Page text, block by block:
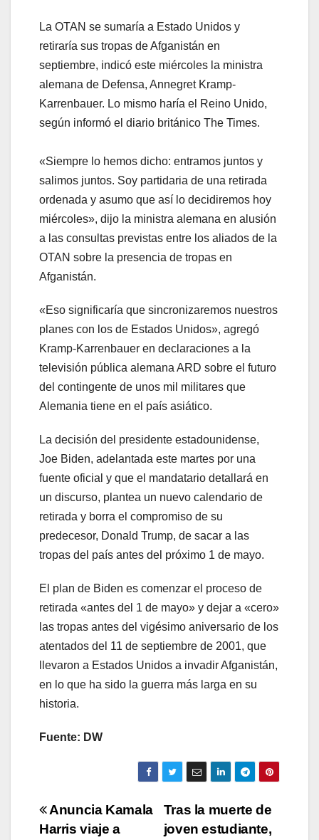
La OTAN se sumaría a Estado Unidos y
retiraría sus tropas de Afganistán en
septiembre, indicó este miércoles la ministra
alemana de Defensa, Annegret Kramp-
Karrenbauer. Lo mismo haría el Reino Unido,
según informó el diario británico The Times.
«Siempre lo hemos dicho: entramos juntos y
salimos juntos. Soy partidaria de una retirada
ordenada y asumo que así lo decidiremos hoy
miércoles», dijo la ministra alemana en alusión
a las consultas previstas entre los aliados de la
OTAN sobre la presencia de tropas en
Afganistán.
«Eso significaría que sincronizaremos nuestros
planes con los de Estados Unidos», agregó
Kramp-Karrenbauer en declaraciones a la
televisión pública alemana ARD sobre el futuro
del contingente de unos mil militares que
Alemania tiene en el país asiático.
La decisión del presidente estadounidense,
Joe Biden, adelantada este martes por una
fuente oficial y que el mandatario detallará en
un discurso, plantea un nuevo calendario de
retirada y borra el compromiso de su
predecesor, Donald Trump, de sacar a las
tropas del país antes del próximo 1 de mayo.
El plan de Biden es comenzar el proceso de
retirada «antes del 1 de mayo» y dejar a «cero»
las tropas antes del vigésimo aniversario de los
atentados del 11 de septiembre de 2001, que
llevaron a Estados Unidos a invadir Afganistán,
en lo que ha sido la guerra más larga en su
historia.
Fuente: DW
NavegaciónTras la muerte de
joven estudiante,
Anuncia Kamala
Harris viaje a